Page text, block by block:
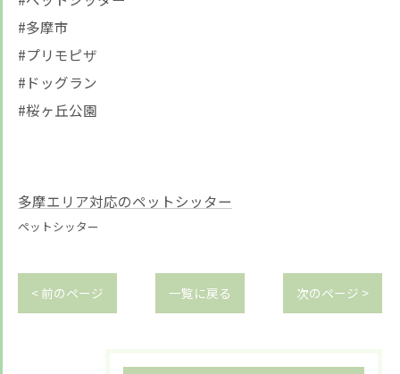
#多摩市
#プリモピザ
#ドッグラン
#桜ヶ丘公園
多摩エリア対応のペットシッター
ペットシッター
< 前のページ 一覧に戻る 次のページ >